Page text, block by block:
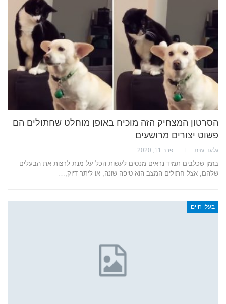
הסרטון המצחיק הזה מוכיח באופן מוחלט שחתולים הם
פשוט יצורים מרושעים
גלעד גזית פבר 11, 2020
בזמן שכלבים תמיד נראים מנסים לעשות הכל על מנת לרצות את הבעלים
שלהם, אצל חתולים המצב הוא טיפה שונה, או ליתר דיוק,…
בעלי חיים